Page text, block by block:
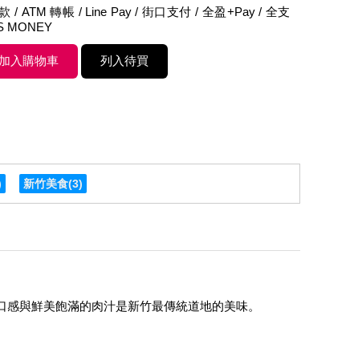
/ ATM 轉帳 / Line Pay / 街口支付 / 全盈+Pay / 全支
MONEY
新竹美食(3)
與鮮美飽滿的肉汁是新竹最傳統道地的美味。